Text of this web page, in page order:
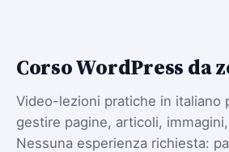
Corso WordPress da
Video-lezioni pratiche in italiano
gestire pagine, articoli,
Nessuna esperienza richiesta: